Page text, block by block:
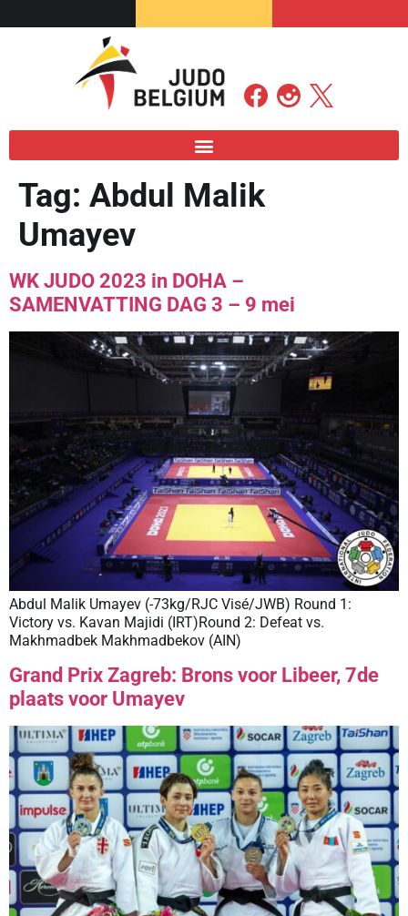
Tag: Abdul Malik
Umayev
WK JUDO 2023 in DOHA –
SAMENVATTING DAG 3 – 9 mei
Abdul Malik Umayev (-73kg/RJC Visé/JWB) Round 1:
Victory vs. Kavan Majidi (IRT)Round 2: Defeat vs.
Makhmadbek Makhmadbekov (AIN)
Grand Prix Zagreb: Brons voor Libeer, 7de
plaats voor Umayev